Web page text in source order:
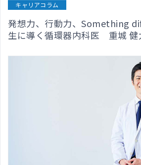
キャリアコラム
発想力、行動力、Something
生に導く循環器内科医 重城 健